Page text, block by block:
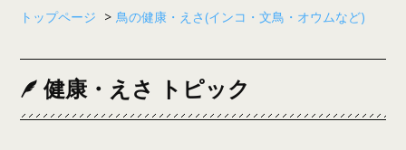
トップページ > 鳥の健康・えさ(インコ・文鳥・オウムなど)
健康・えさ トピック